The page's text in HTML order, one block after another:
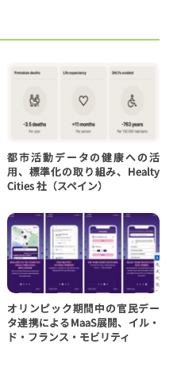
都市活動データの健康への活
用、標準化の取り組み、Healty
Cities 社（スペイン）
オリンピック期間中の官民デー
タ連携によるMaaS展開、イル・
ド・フランス・モビリティ